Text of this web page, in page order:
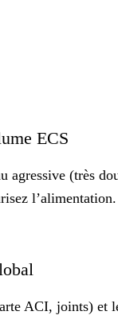
ECS
agressive (très
ACI, joints)